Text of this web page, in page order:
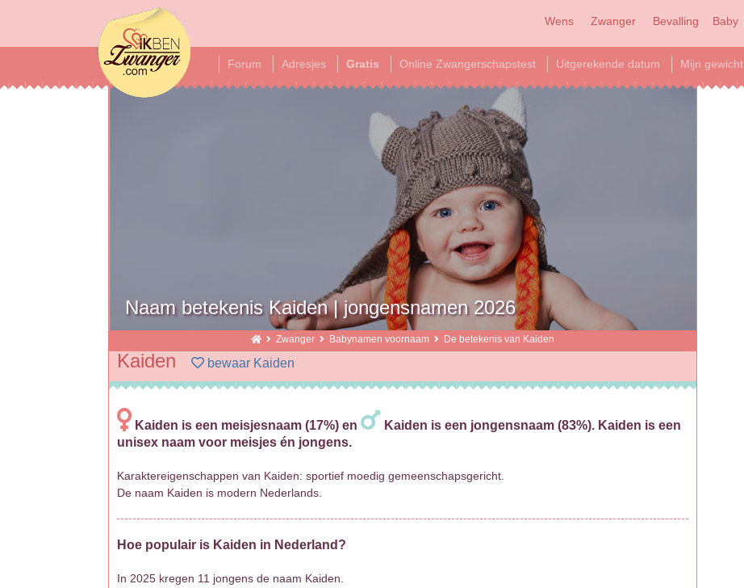
Wens Zwanger Bevalling Baby
Forum Adresjes Gratis Online Zwangerschapstest Uitgerekende datum Mijn gewicht
Naam betekenis Kaiden | jongensnamen 2026
Zwanger Babynamen voornaam De betekenis van Kaiden
Kaiden bewaar Kaiden
Kaiden is een meisjesnaam (17%) en
Kaiden is een jongensnaam (83%). Kaiden is een
unisex naam voor meisjes én jongens.
Karaktereigenschappen van Kaiden: sportief moedig gemeenschapsgericht.
De naam Kaiden is modern Nederlands.
Hoe populair is Kaiden in Nederland?
In 2025 kregen 11 jongens de naam Kaiden.